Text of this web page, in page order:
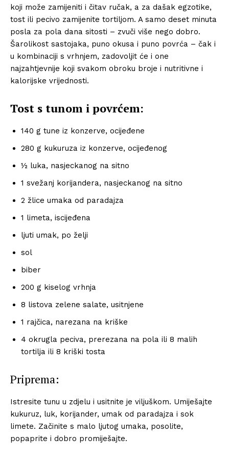
koji može zamijeniti i čitav ručak, a za dašak egzotike,
tost ili pecivo zamijenite tortiljom. A samo deset minuta
posla za pola dana sitosti – zvuči više nego dobro.
Šarolikost sastojaka, puno okusa i puno povrća – čak i
u kombinaciji s vrhnjem, zadovoljit će i one
najzahtjevnije koji svakom obroku broje i nutritivne i
kalorijske vrijednosti.
Tost s tunom i povrćem:
140 g tune iz konzerve, ocijeđene
280 g kukuruza iz konzerve, ocijeđenog
½ luka, nasjeckanog na sitno
1 svežanj korijandera, nasjeckanog na sitno
2 žlice umaka od paradajza
1 limeta, iscijeđena
ljuti umak, po želji
sol
biber
200 g kiselog vrhnja
8 listova zelene salate, usitnjene
1 rajčica, narezana na kriške
4 okrugla peciva, prerezana na pola ili 8 malih
tortilja ili 8 kriški tosta
Priprema:
Istresite tunu u zdjelu i usitnite je viljuškom. Umiješajte
kukuruz, luk, korijander, umak od paradajza i sok
limete. Začinite s malo ljutog umaka, posolite,
popaprite i dobro promiješajte.